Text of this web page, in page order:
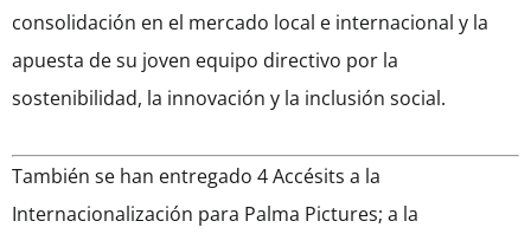
consolidación en el mercado local e internacional y la
apuesta de su joven equipo directivo por la
sostenibilidad, la innovación y la inclusión social.
También se han entregado 4 Accésits a la
Internacionalización para Palma Pictures; a la